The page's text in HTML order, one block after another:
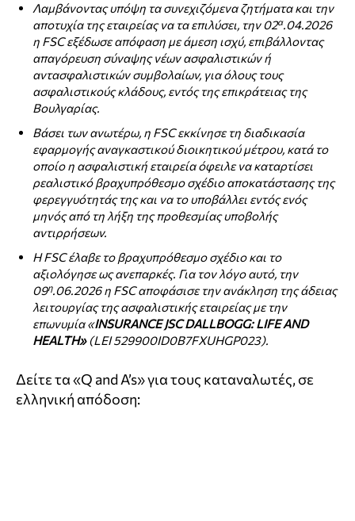
Λαμβάνοντας υπόψη τα συνεχιζόμενα ζητήματα και την
αποτυχία της εταιρείας να τα επιλύσει, την 02α.04.2026
η FSC εξέδωσε απόφαση με άμεση ισχύ, επιβάλλοντας
απαγόρευση σύναψης νέων ασφαλιστικών ή
αντασφαλιστικών συμβολαίων, για όλους τους
ασφαλιστικούς κλάδους, εντός της επικράτειας της
Βουλγαρίας.
Βάσει των ανωτέρω, η FSC εκκίνησε τη διαδικασία
εφαρμογής αναγκαστικού διοικητικού μέτρου, κατά το
οποίο η ασφαλιστική εταιρεία όφειλε να καταρτίσει
ρεαλιστικό βραχυπρόθεσμο σχέδιο αποκατάστασης της
φερεγγυότητάς της και να το υποβάλλει εντός ενός
μηνός από τη λήξη της προθεσμίας υποβολής
αντιρρήσεων.
Η FSC έλαβε το βραχυπρόθεσμο σχέδιο και το
αξιολόγησε ως ανεπαρκές. Για τον λόγο αυτό, την
09η.06.2026 η FSC αποφάσισε την ανάκληση της άδειας
λειτουργίας της ασφαλιστικής εταιρείας με την
επωνυμία «INSURANCE JSC DALLBOGG: LIFE AND
HEALTH»(LEI 529900ID0B7FXUHGP023).
Δείτε τα «Q and A’s» για τους καταναλωτές, σε
ελληνική απόδοση: